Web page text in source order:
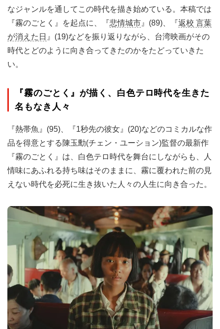
なジャンルを通してこの時代を描き始めている。本稿では
『霧のごとく』を起点に、『悲情城市 』(89)、『返校 言葉
が消えた日 』(19)などを振り返りながら、台湾映画がその
時代とどのように向き合ってきたのかをたどっていきた
い。
『霧のごとく』が描く、白色テロ時代を生きた
名もなき人々
『熱帯魚』(95)、『1秒先の彼女』(20)などのコミカルな作
品を得意とする陳玉勳(チェン・ユーション)監督の最新作
『霧のごとく』は、白色テロ時代を舞台にしながらも、人
情味にあふれる持ち味はそのままに、霧に覆われた前の見
えない時代を必死に生き抜いた人々の人生に向き合った。